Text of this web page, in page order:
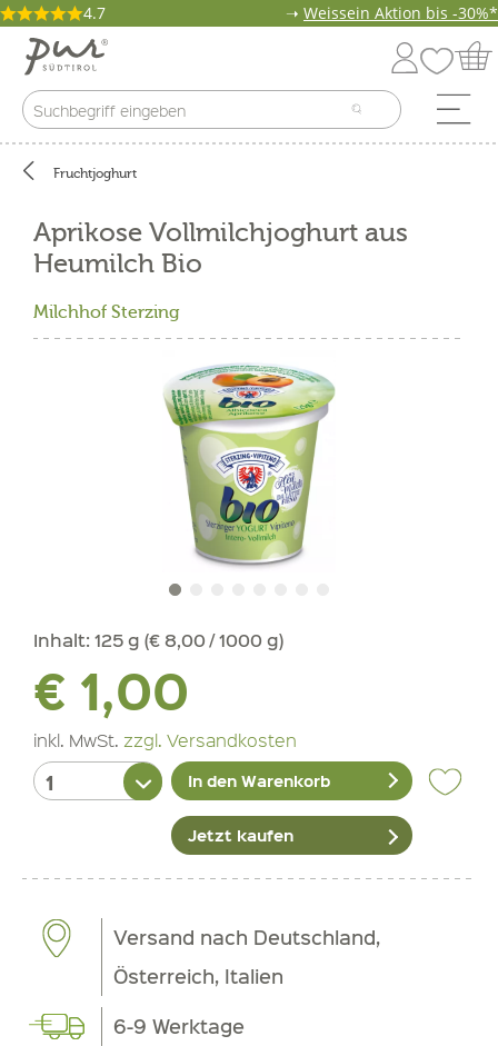
4.7 ➝ Weissein Aktion bis -30%*
Fruchtjoghurt
Aprikose Vollmilchjoghurt aus
Heumilch Bio
Milchhof Sterzing
Inhalt: 125 g (€ 8,00 / 1000 g)
€ 1,00
inkl. MwSt. zzgl. Versandkosten
In den Warenkorb
Jetzt kaufen
Versand nach Deutschland,
Österreich, Italien
6-9 Werktage